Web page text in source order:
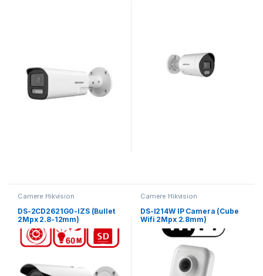
Camere Hikvision
DS-2CD2621G0-IZS (Bullet
2Mpx 2.8-12mm)
Camere Hikvision
DS-I214W IP Camera (Cube
Wifi 2Mpx 2.8mm)